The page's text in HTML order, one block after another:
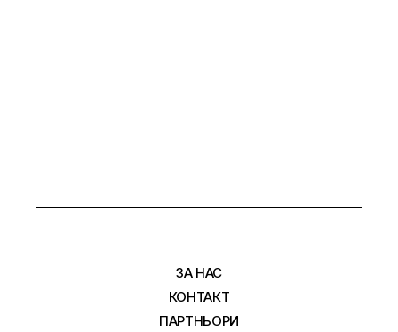
ЗА НАС
КОНТАКТ
ПАРТНЬОРИ